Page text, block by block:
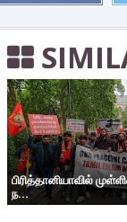
பிரித்தானியாவில்
ந...